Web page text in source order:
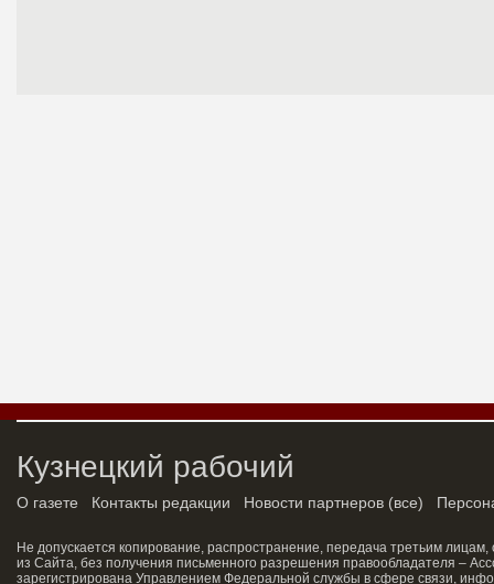
Кузнецкий рабочий
О газете Контакты редакции Новости партнеров (все)
Не допускается копирование, распространение, передача третьим
из Сайта, без получения письменного разрешения правообладателя –
зарегистрирована Управлением Федеральной службы в сфере связи,